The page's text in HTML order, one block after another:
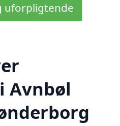
uforpligtende
Avnbøl